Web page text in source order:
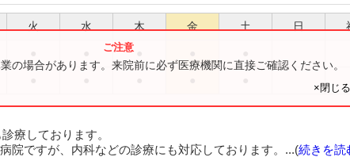
火 水 木 金 土 日
の場合があります。来院前に必ず医療機関に直接ご確認ください。
×閉じる
療しております。
院ですが、内科などの診療にも対応しております。...(続きを読